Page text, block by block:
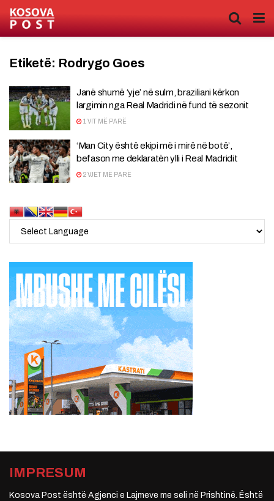
Etiketë: Rodrygo Goes
Janë shumë ‘yje’ në sulm, braziliani kërkon
largimin nga Real Madridi në fund të sezonit
1 VIT MË PARË
‘Man City është ekipi më i mirë në botë’,
befason me deklaratën ylli i Real Madridit
2 VJET MË PARË
IMPRESUM
Kosova Post është Agjenci e Lajmeve me seli në Prishtinë. Është